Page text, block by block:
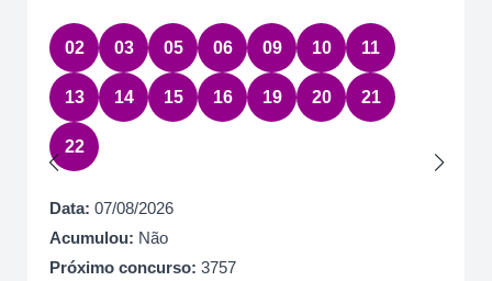
02 03 05 06 09 10 11
13 14 15 16 19 20 21
22
Data: 07/08/2026
Acumulou: Não
Próximo concurso: 3757